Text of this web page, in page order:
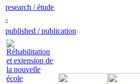
research / étude
-
published / publication